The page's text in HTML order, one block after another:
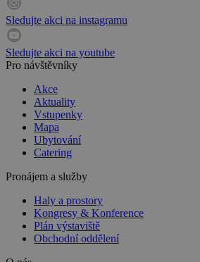
Sledujte akci na instagramu
Sledujte akci na youtube
Pro návštěvníky
Akce
Aktuality
Vstupenky
Mapa
Ubytování
Catering
Pronájem a služby
Haly a prostory
Kongresy & Konference
Plán výstaviště
Obchodní oddělení